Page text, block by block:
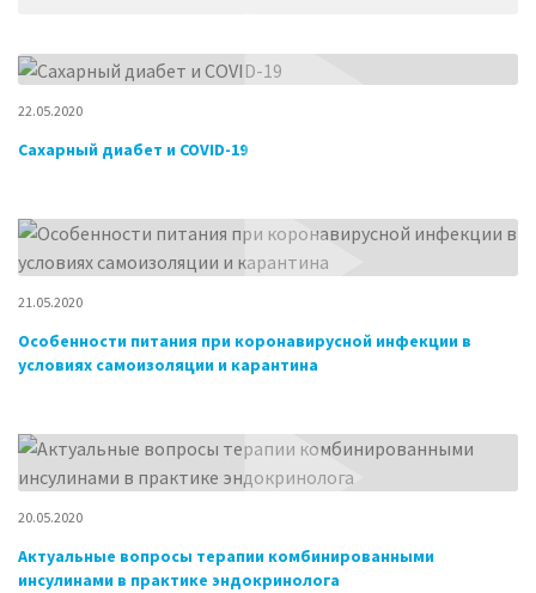
22.05.2020
Сахарный диабет и COVID-19
21.05.2020
Особенности питания при коронавирусной инфекции в
условиях самоизоляции и карантина
20.05.2020
Актуальные вопросы терапии комбинированными
инсулинами в практике эндокринолога